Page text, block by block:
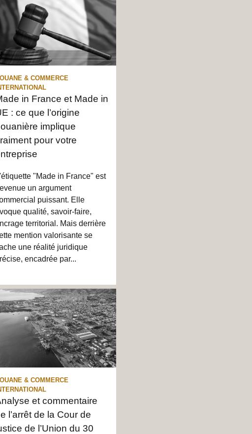
& COMMERCE
in France et Made in
: ce que l’origine
implique
pour votre
"Made in France" est
un argument
puissant. Elle
qualité, savoir-faire,
territorial. Mais derrière
mention valorisante se
une réalité juridique
encadrée par...
& COMMERCE
et commentaire
l’arrêt de la Cour de
de l’Union du 30